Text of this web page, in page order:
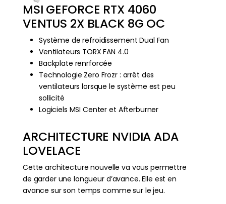
MSI GEFORCE RTX 4060
VENTUS 2X BLACK 8G OC
Système de refroidissement Dual Fan
Ventilateurs TORX FAN 4.0
Backplate renrforcée
Technologie Zero Frozr : arrêt des
ventilateurs lorsque le système est peu
sollicité
Logiciels MSI Center et Afterburner
ARCHITECTURE NVIDIA ADA
LOVELACE
Cette architecture nouvelle va vous permettre
de garder une longueur d’avance. Elle est en
avance sur son temps comme sur le jeu.